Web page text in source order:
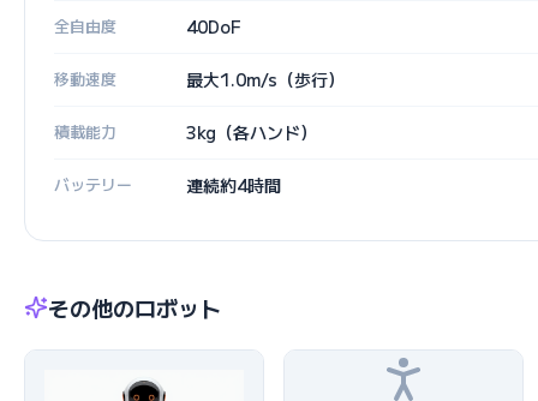
全自由度 40DoF
移動速度 最大1.0m/s（歩行）
積載能力 3kg（各ハンド）
バッテリー 連続約4時間
その他のロボット